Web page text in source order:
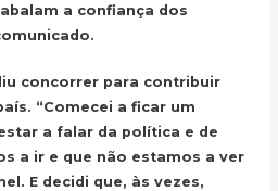
a confiança dos
concorrer para contribuir
“Comecei a ficar um
a falar da política e de
a ir e que não estamos a ver
E decidi que, às vezes,